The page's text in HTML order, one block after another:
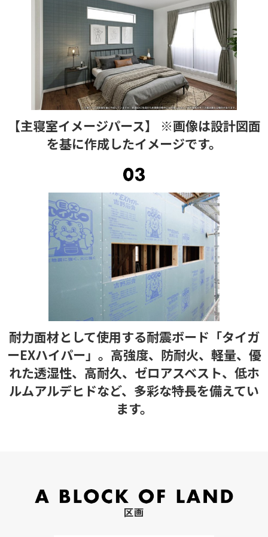
【主寝室イメージパース】 ※画像は設計図面
を基に作成したイメージです。
耐力面材として使用する耐震ボード「タイガ
ーEXハイパー」。高強度、防耐火、軽量、優
れた透湿性、高耐久、ゼロアスベスト、低ホ
ルムアルデヒドなど、多彩な特長を備えてい
ます。
区画